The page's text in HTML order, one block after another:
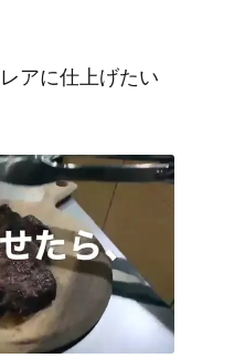
アに仕上げたい